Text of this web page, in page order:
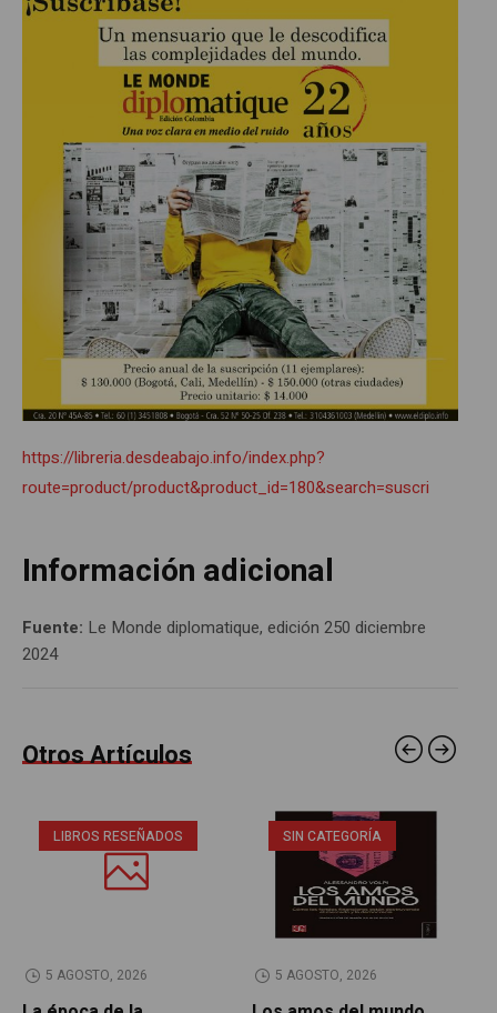
https://libreria.desdeabajo.info/index.php?
route=product/product&product_id=180&search=suscri
Información adicional
Fuente: Le Monde diplomatique, edición 250 diciembre
2024
Otros Artículos
LIBROS RESEÑADOS
5 AGOSTO, 2026
SIN CATEGORÍA
5 AGOSTO, 2026